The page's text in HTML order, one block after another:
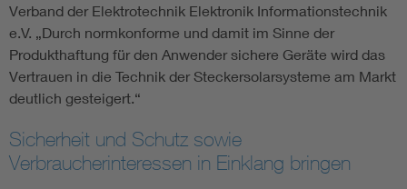
Verband der Elektrotechnik Elektronik Informationstechnik
e.V. „Durch normkonforme und damit im Sinne der
Produkthaftung für den Anwender sichere Geräte wird das
Vertrauen in die Technik der Steckersolarsysteme am Markt
deutlich gesteigert.“
Sicherheit und Schutz sowie
Verbraucherinteressen in Einklang bringen